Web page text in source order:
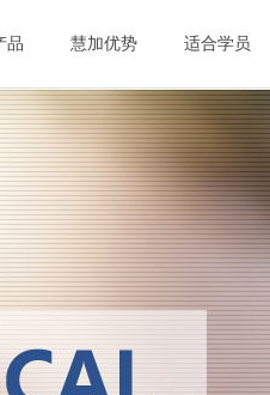
品 慧加优势 适合学员